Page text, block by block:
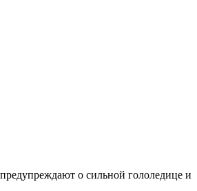
о сильной гололедице и